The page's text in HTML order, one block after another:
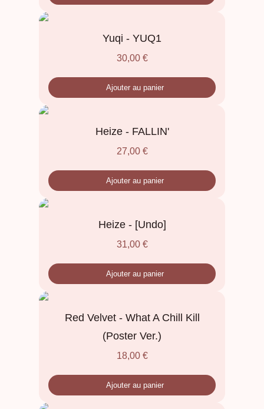
Yuqi - YUQ1
30,00 €
Ajouter au panier
Heize - FALLIN'
27,00 €
Ajouter au panier
Heize - [Undo]
31,00 €
Ajouter au panier
Red Velvet - What A Chill Kill
(Poster Ver.)
18,00 €
Ajouter au panier